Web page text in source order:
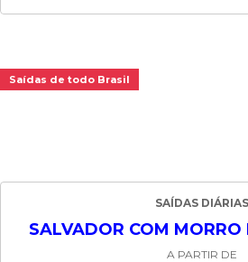
Saídas de todo Brasil
SAÍDAS DIÁRIAS
SALVADOR COM MORRO
A PARTIR DE